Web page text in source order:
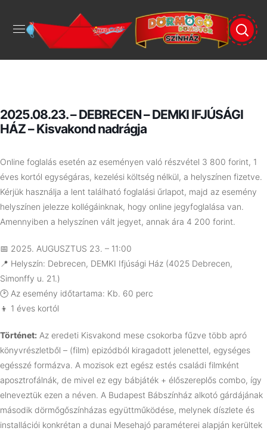
2025.08.23. – DEBRECEN – DEMKI IFJÚSÁGI
HÁZ – Kisvakond nadrágja
Online foglalás esetén az eseményen való részvétel 3 800 forint, 1
éves kortól egységáras, kezelési költség nélkül, a helyszínen fizetve.
Kérjük használja a lent található foglalási űrlapot, majd az esemény
helyszínen jelezze kollégáinknak, hogy online jegyfoglalása van.
Amennyiben a helyszínen vált jegyet, annak ára 4 200 forint.
📅 2025. AUGUSZTUS 23. – 11:00
📍 Helyszín: Debrecen, DEMKI Ifjúsági Ház (4025 Debrecen,
Simonffy u. 21.)
🕑 Az esemény időtartama: Kb. 60 perc
👦 1 éves kortól
Történet: Az eredeti Kisvakond mese csokorba fűzve több apró
könyvrészletből – (film) epizódból kiragadott jelenettel, egységes
egésszé formázva. A mozisok ezt egész estés családi filmként
aposztrofálnák, de mivel ez egy bábjáték + élőszereplős combo, így
elneveztük ezen a néven. A Budapest Bábszínház alkotó gárdájának
második dörmőgőszínházas együttműködése, melynek díszlete és
installációi konkrétan a dunai Mesehajó paraméterei alapján kerültek